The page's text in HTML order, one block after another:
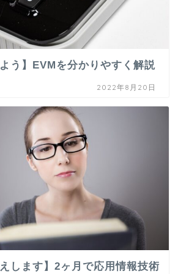
う】EVMを分かりやすく解説
2022年8月20日
します】2ヶ月で応用情報技術